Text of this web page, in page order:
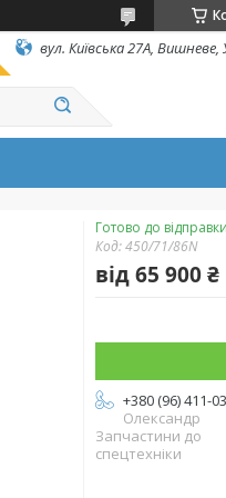
вул. Київська 27А, Вишневе,
Готово до відправки
Код:450/71/86N
від65 900 ₴
+380 (96) 411-
Олександр
Запчастини до
спецтехніки